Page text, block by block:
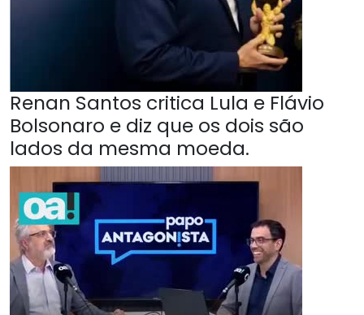
Renan Santos critica Lula e Flávio
Bolsonaro e diz que os dois são
lados da mesma moeda.